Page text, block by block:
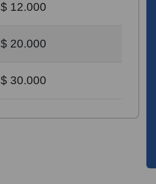
$ 12.000
$ 20.000
$ 30.000